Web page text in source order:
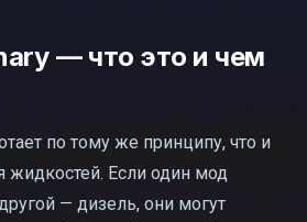
— что это и чем
по тому же принципу, что и
жидкостей. Если один мод
— дизель, они могут